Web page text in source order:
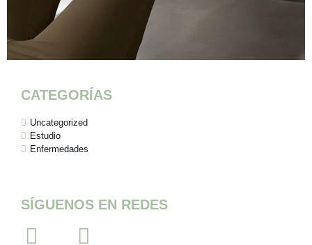
CATEGORÍAS
Uncategorized
Estudio
Enfermedades
SÍGUENOS EN REDES